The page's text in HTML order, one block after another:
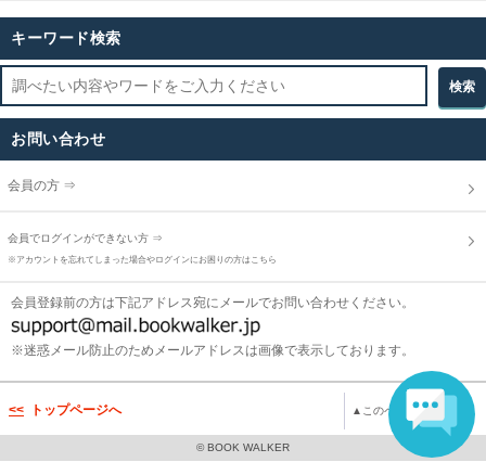
キーワード検索
お問い合わせ
会員の方 ⇒
会員でログインができない方 ⇒
※アカウントを忘れてしまった場合やログインにお困りの方はこちら
会員登録前の方は下記アドレス宛にメールでお問い合わせください。
※迷惑メール防止のためメールアドレスは画像で表示しております。
▲このページのトップへ
トップページへ
© BOOK WALKER